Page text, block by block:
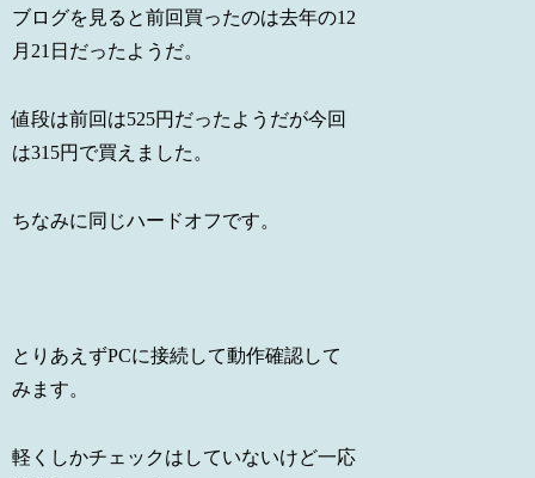
ブログを見ると前回買ったのは去年の12
月21日だったようだ。
値段は前回は525円だったようだが今回
は315円で買えました。
ちなみに同じハードオフです。
とりあえずPCに接続して動作確認して
みます。
軽くしかチェックはしていないけど一応